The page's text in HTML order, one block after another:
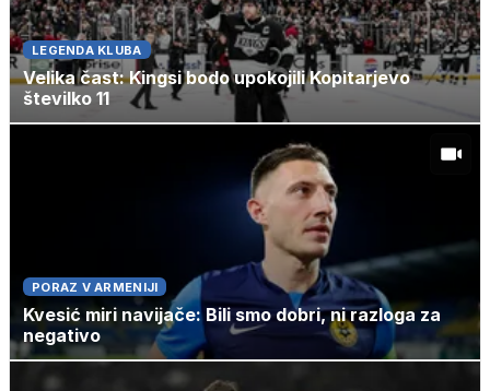
LEGENDA KLUBA
Velika čast: Kingsi bodo upokojili Kopitarjevo
številko 11
PORAZ V ARMENIJI
Kvesić miri navijače: Bili smo dobri, ni razloga za
negativo